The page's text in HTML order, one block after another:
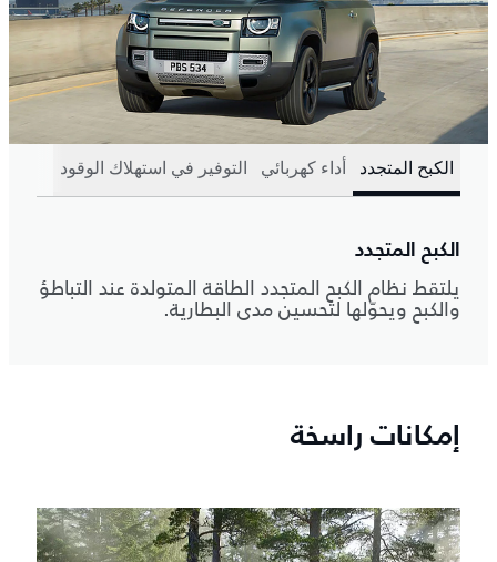
الكبح المتجدد أداء كهربائي التوفير في استهلاك الوقود
الكبح المتجدد
يلتقط نظام الكبح المتجدد الطاقة المتولدة عند التباطؤ
والكبح ويحوّلها لتحسين مدى البطارية.
إمكانات راسخة